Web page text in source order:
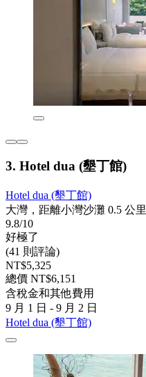
3. Hotel dua (墾丁館)
Hotel dua (墾丁館)
大灣，距離小灣沙灘 0.5 公里
9.8/10
好極了
(41 則評論)
NT$5,325
總價 NT$6,151
含稅金和其他費用
9 月 1 日 - 9 月 2 日
Hotel dua (墾丁館)